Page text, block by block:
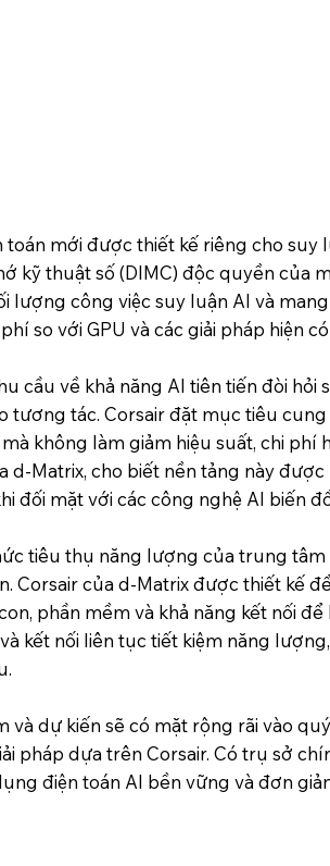
mới được thiết kế riêng cho
kỹ thuật số (DIMC) độc quyền của
lượng công việc suy luận AI và
so với GPU và các giải pháp hiện
cầu về khả năng AI tiên tiến đòi hỏi
tương tác. Corsair đặt mục tiêu
không làm giảm hiệu suất, chi phí
d-Matrix, cho biết nền tảng này
đối mặt với các công nghệ AI biến
tiêu thụ năng lượng của trung
Corsair của d-Matrix được thiết kế
phần mềm và khả năng kết nối
kết nối liên tục tiết kiệm năng
và dự kiến ​​sẽ có mặt rộng rãi vào
pháp dựa trên Corsair. Có trụ sở
điện toán AI bền vững và đơn